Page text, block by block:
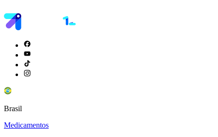
Brasil
Medicamentos